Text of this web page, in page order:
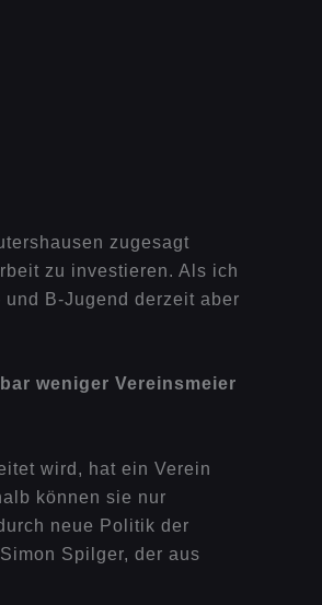
zugesagt
zu investieren. Als ich
B-Jugend derzeit aber
weniger Vereinsmeier
wird, hat ein Verein
können sie nur
neue Politik der
Spilger, der aus